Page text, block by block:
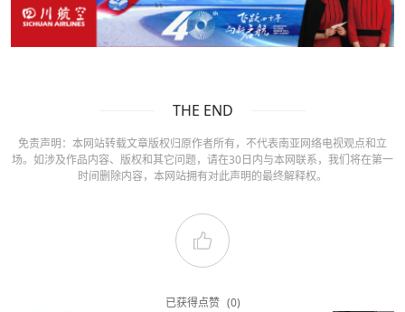
THE END
免责声明：本网站转载文章版权归原作者所有，不代表南亚网络电视观点和立
场。如涉及作品内容、版权和其它问题，请在30日内与本网联系，我们将在第一
时间删除内容，本网站拥有对此声明的最终解释权。
已获得点赞 (0)